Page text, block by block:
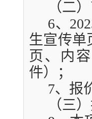
（二
6、
生宣传单
页、内
件）；
7、报
（三